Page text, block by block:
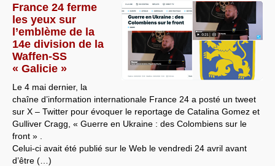
France 24 ferme
les yeux sur
l’emblème de la
14e division de la
Waffen-SS
« Galicie »
Le 4 mai dernier, la
chaîne d’information internationale France 24 a posté un tweet
sur X – Twitter pour évoquer le reportage de Catalina Gomez et
Gulliver Cragg, « Guerre en Ukraine : des Colombiens sur le
front » .
Celui-ci avait été publié sur le Web le vendredi 24 avril avant
d’être (…)